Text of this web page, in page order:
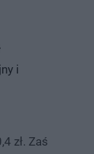
i
zł. Zaś